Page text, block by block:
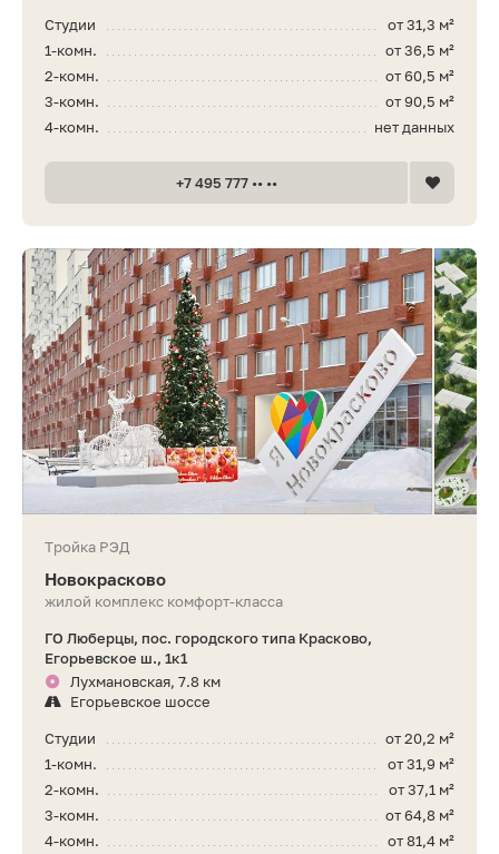
от 31,3 м²
Студии
от 36,5 м²
1-комн.
от 60,5 м²
2-комн.
от 90,5 м²
3-комн.
нет данных
4-комн.
+7 495 777 •• ••
Тройка РЭД
Новокрасково
жилой комплекс комфорт-класса
ГО Люберцы, пос. городского типа Красково,
Егорьевское ш., 1к1
Лухмановская, 7.8 км
Егорьевское шоссе
от 20,2 м²
Студии
от 31,9 м²
1-комн.
от 37,1 м²
2-комн.
от 64,8 м²
3-комн.
от 81,4 м²
4-комн.